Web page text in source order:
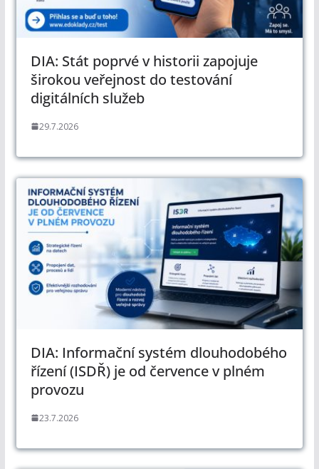
DIA: Stát poprvé v historii zapojuje
širokou veřejnost do testování
digitálních služeb
29.7.2026
DIA: Informační systém dlouhodobého
řízení (ISDŘ) je od července v plném
provozu
23.7.2026